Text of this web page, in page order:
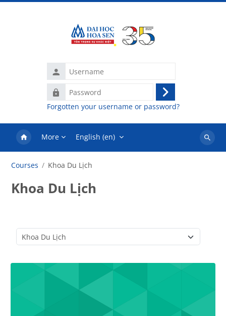
Username
Password
Log
in
Forgotten your username or password?
More English ‎(en)‎
Search
Courses Khoa Du Lịch
Khoa Du Lịch